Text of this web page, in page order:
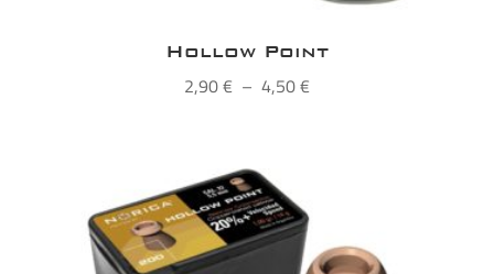
Hollow Point
2,90€ – 4,50€Plage
4,50 €